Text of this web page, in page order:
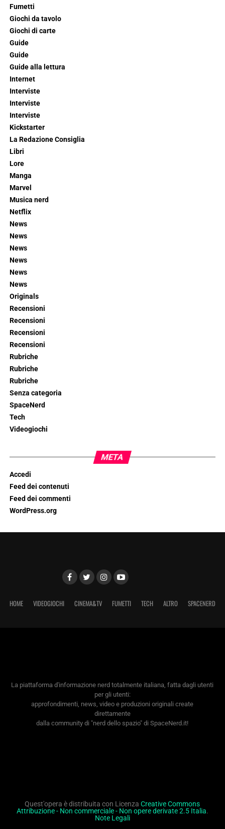
Fumetti
Giochi da tavolo
Giochi di carte
Guide
Guide
Guide alla lettura
Internet
Interviste
Interviste
Interviste
Kickstarter
La Redazione Consiglia
Libri
Lore
Manga
Marvel
Musica nerd
Netflix
News
News
News
News
News
News
Originals
Recensioni
Recensioni
Recensioni
Recensioni
Rubriche
Rubriche
Rubriche
Senza categoria
SpaceNerd
Tech
Videogiochi
META
Accedi
Feed dei contenuti
Feed dei commenti
WordPress.org
HOME VIDEOGIOCHI CINEMA&TV FUMETTI TECH ALTRO SPACENERD
La piattaforma d'informazione nerd totalmente italiana, fatta dagli utenti
per gli utenti:
approfondimenti, news, video e produzioni originali create
direttamente
dalla community di "nerd dello spazio" di SpaceNerd.it!
Quest'opera è distribuita con LicenzaCreative Commons
Attribuzione - Non commerciale - Non opere derivate 2.5 Italia.
Note Legali